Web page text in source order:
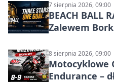
7 sierpnia 2026, 09:00
BEACH BALL
Zalewem
8 sierpnia 2026, 09:00
Motocyklowe
Endurance –